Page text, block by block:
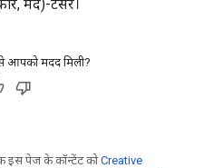
मंद)-टेंसर।
आपको मदद मिली?
इस पेज के कॉन्टेंट कोCreative